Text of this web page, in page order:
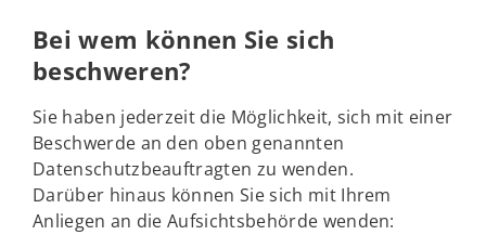
Bei wem können Sie sich
beschweren?
Sie haben jederzeit die Möglichkeit, sich mit einer
Beschwerde an den oben genannten
Datenschutzbeauftragten zu wenden.
Darüber hinaus können Sie sich mit Ihrem
Anliegen an die Aufsichtsbehörde wenden: